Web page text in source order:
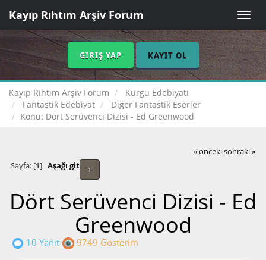
Toggle
Kayıp Rıhtım Arşiv Forum
GIRIŞ YAP KAYIT OL
Kayıp Rıhtım Arşiv Forum
Kurgu Edebiyatı
Fantastik Edebiyat
Diğer Fantastik Eserler
Konu: Dört Serüvenci Dizisi - Ed Greenwood
« önceki sonraki »
+
Sayfa: [1] Aşağı git
Dört Serüvenci Dizisi - Ed
Greenwood
10 Yanıt 9749 Gösterim